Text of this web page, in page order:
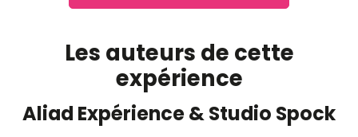
Les auteurs de cette
expérience
Aliad Expérience & Studio Spock